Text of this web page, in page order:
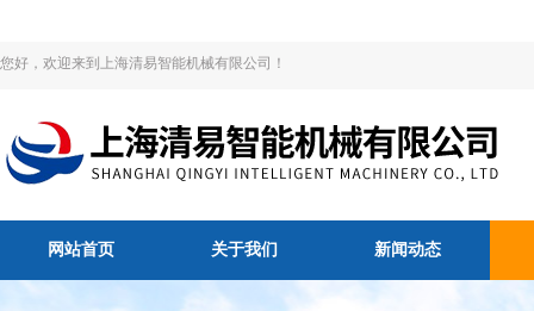
您好，欢迎来到上海清易智能机械有限公司！
网站首页 关于我们 新闻动态